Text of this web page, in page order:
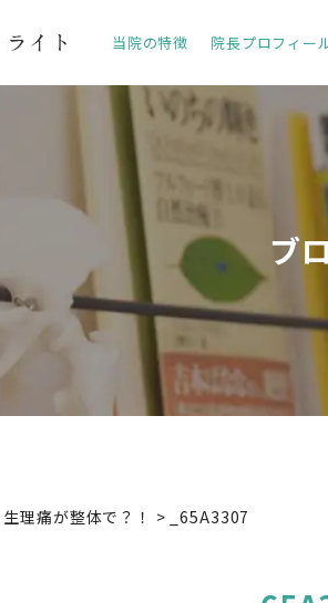
当院の特徴 院長プロフィー
ブ
生理痛が整体で？！ > _65A3307